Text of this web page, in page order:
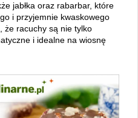
jabłka oraz rabarbar, które
i przyjemnie kwaskowego
że racuchy są nie tylko
i idealne na wiosnę